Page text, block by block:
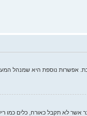
אפשרות נוספת היא שמנהל
אשר לא תקבל כאורח, כלים כמו